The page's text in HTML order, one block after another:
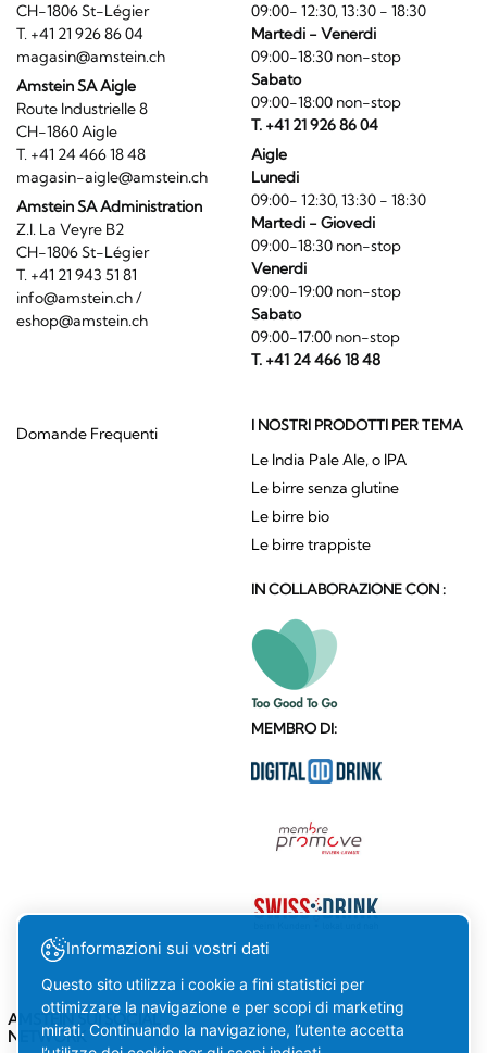
CH-1806 St-Légier
T. +41 21 926 86 04
magasin@amstein.ch
Amstein SA Aigle
Route Industrielle 8
CH-1860 Aigle
T. +41 24 466 18 48
magasin-aigle@amstein.ch
Amstein SA Administration
Z.I. La Veyre B2
CH-1806 St-Légier
T. +41 21 943 51 81
info@amstein.ch/
eshop@amstein.ch
09:00- 12:30, 13:30 - 18:30
Martedi - Venerdi
09:00-18:30 non-stop
Sabato
09:00-18:00 non-stop
T. +41 21 926 86 04
Aigle
Lunedi
09:00- 12:30, 13:30 - 18:30
Martedi - Giovedi
09:00-18:30 non-stop
Venerdi
09:00-19:00 non-stop
Sabato
09:00-17:00 non-stop
T. +41 24 466 18 48
Domande Frequenti I NOSTRI PRODOTTI PER TEMA
Le India Pale Ale, o IPA
Le birre senza glutine
Le birre bio
Le birre trappiste
IN COLLABORAZIONE CON :
MEMBRO DI:
AMSTEIN SUI SOCIAL
NETWORK
Informazioni sui vostri dati
Questo sito utilizza i cookie a fini statistici per
ottimizzare la navigazione e per scopi di marketing
mirati. Continuando la navigazione, l’utente accetta